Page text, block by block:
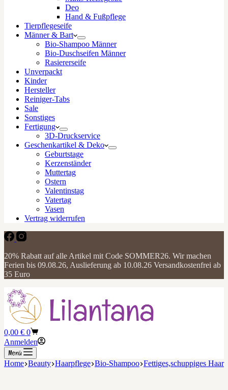
Deo
Hand & Fußpflege
Tierpflegeseife
Männer & Bart
Bio-Shampoo Männer
Bio-Duschseifen Männer
Rasiererseife
Unverpackt
Kinder
Hersteller
Reiniger-Tabs
Sale
Sonstiges
Fertigung
3D-Druckservice
Geschenkartikel & Deko
Geburtstage
Kerzenständer
Muttertag
Ostern
Valentinstag
Vatertag
Vasen
Vertrag widerrufen
20% Rabatt auf alle Artikel mit Code SOMMER26. Wir machen
Ferien bis 09.08.26, Auslieferung ab 10.08.26 Versandkostenfrei ab
35 Euro
Warenkorb
0,00 € 0
Anmelden
Menü
Home Beauty Haarpflege Bio-Shampoo Fettiges,schuppiges Haar